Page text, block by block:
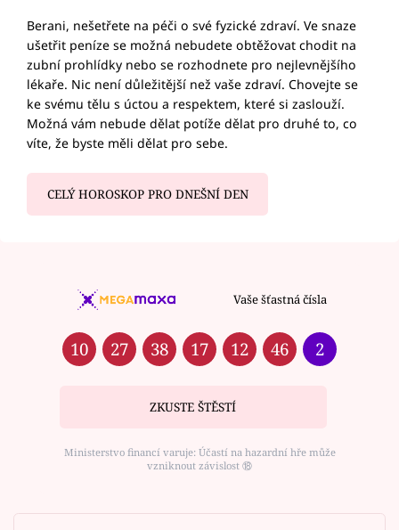
Berani, nešetřete na péči o své fyzické zdraví. Ve snaze
ušetřit peníze se možná nebudete obtěžovat chodit na
zubní prohlídky nebo se rozhodnete pro nejlevnějšího
lékaře. Nic není důležitější než vaše zdraví. Chovejte se
ke svému tělu s úctou a respektem, které si zaslouží.
Možná vám nebude dělat potíže dělat pro druhé to, co
víte, že byste měli dělat pro sebe.
CELÝ HOROSKOP PRO DNEŠNÍ DEN
Vaše šťastná čísla
10 27 38 17 12 46 2
ZKUSTE ŠTĚSTÍ
Ministerstvo financí varuje: Účastí na hazardní hře může
vzniknout závislost ⑱